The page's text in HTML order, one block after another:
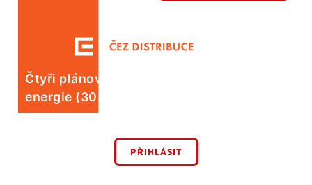
Čtyři plánované odstávky elektrické
energie (30. 7.)
PŘIHLÁSIT